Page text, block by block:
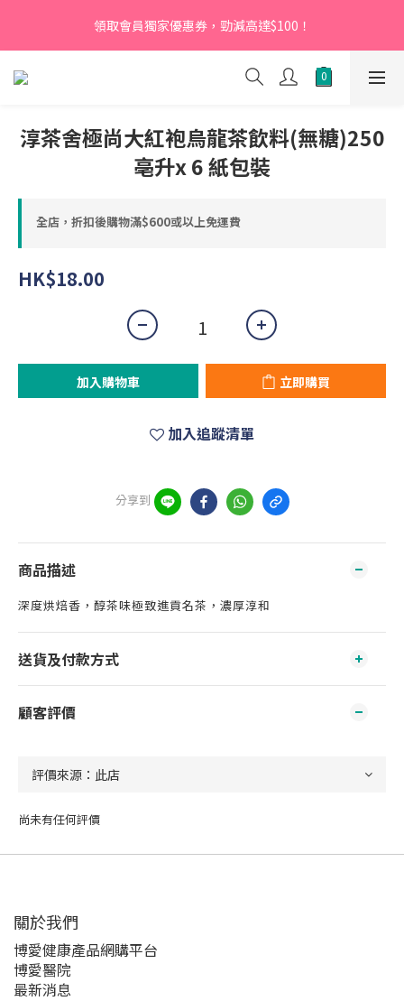
【新會員】即日起至2026月12月31日，首次下單輸入優惠碼
「NEW95」即可享95折
領取會員獨家優惠券，勁減高達$100！
【新會員】即日起至2026月12月31日，首次下單輸入優惠碼
「NEW95」即可享95折
淳茶舍極尚大紅袍烏龍茶飲料(無糖)250
亳升x 6 紙包裝
全店，折扣後購物滿$600或以上免運費
HK$18.00
加入購物車 立即購買
加入追蹤清單
分享到
商品描述
深度烘焙香，醇茶味極致進貢名茶，濃厚淳和
送貨及付款方式
顧客評價
尚未有任何評價
關於我們‎
博愛健康產品網購平台
博愛醫院
最新消息